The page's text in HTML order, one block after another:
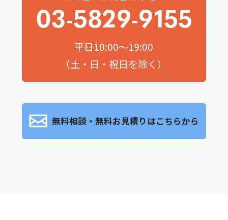
03-5829-9155
平日10:00～19:00
（土・日・祝日を除く）
無料相談・無料お見積りはこちらから